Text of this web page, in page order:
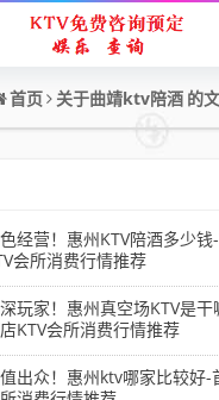
首页 关于曲靖ktv陪酒 的
经营！惠州KTV陪酒多少
会所消费行情推荐
玩家！惠州真空场KTV是
KTV会所消费行情推荐
出众！惠州ktv哪家比较好-